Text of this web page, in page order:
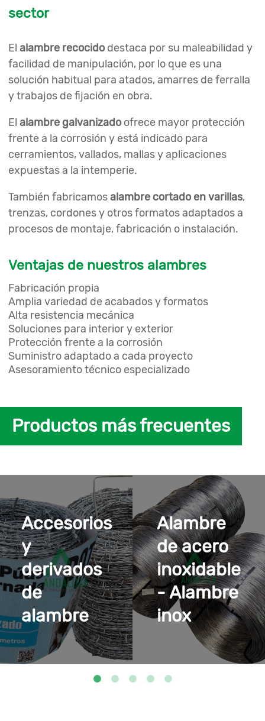
sector
Elalambre recocido destaca por su maleabilidad y
facilidad de manipulación, por lo que es una
solución habitual para atados, amarres de ferralla
y trabajos de fijación en obra.
Elalambre galvanizado ofrece mayor protección
frente a la corrosión y está indicado para
cerramientos, vallados, mallas y aplicaciones
expuestas a la intemperie.
También fabricamosalambre cortado en varillas,
trenzas, cordones y otros formatos adaptados a
procesos de montaje, fabricación o instalación.
Ventajas de nuestros alambres
Fabricación propia
Amplia variedad de acabados y formatos
Alta resistencia mecánica
Soluciones para interior y exterior
Protección frente a la corrosión
Suministro adaptado a cada proyecto
Asesoramiento técnico especializado
Productos más frecuentes
Accesorios
y
derivados
de
alambre
Alambre
de acero
inoxidable
- Alambre
inox